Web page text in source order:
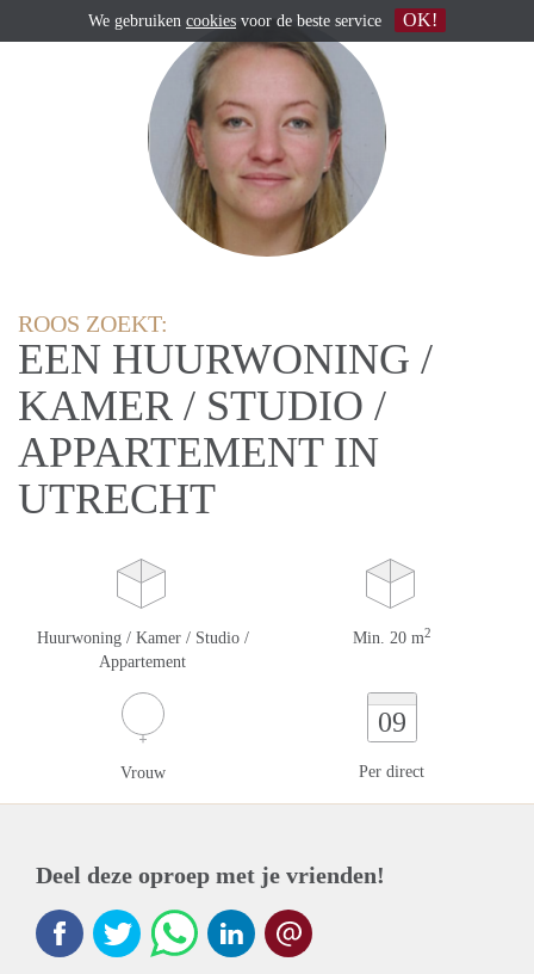
ROOS ZOEKT:
EEN HUURWONING /
KAMER / STUDIO /
APPARTEMENT IN
UTRECHT
Huurwoning / Kamer / Studio /
Appartement
Min. 20 m2
Vrouw
09
Per direct
Deel deze oproep met je vrienden!
We gebruiken cookies voor de beste service OK!